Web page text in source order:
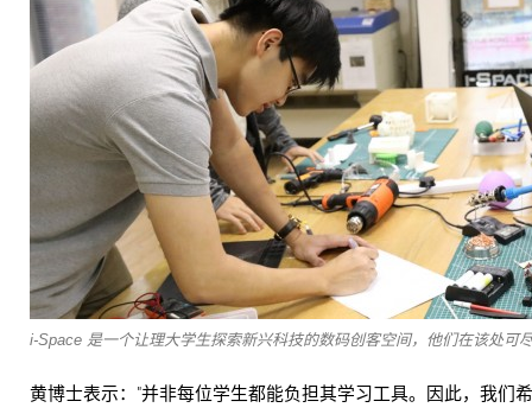
i-Space 是一个让理大学生探索新兴科技的数码创客空间，他们在该处可
黄博士表示："并非每位学生都能负担其学习工具。因此，我们